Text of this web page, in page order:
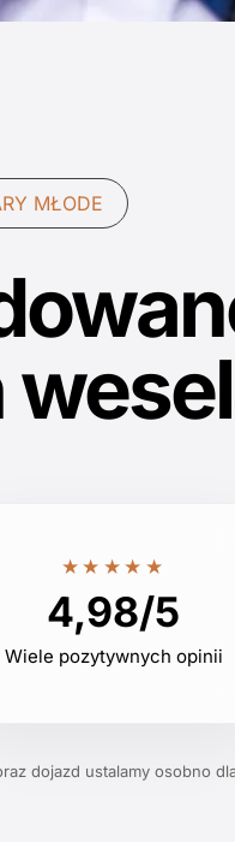
MŁODE
★★★★★
4,98/5
Wiele pozytywnych opinii
dojazd ustalamy osobno